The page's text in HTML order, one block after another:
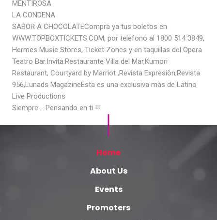
MENTIROSA
LA CONDENA
SABOR A CHOCOLATECompra ya tus boletos en
WWW.TOPBOXTICKETS.COM, por telefono al 1800 514 3849,
Hermes Music Stores, Ticket Zones y en taquillas del Opera
Teatro Bar.Invita:Restaurante Villa del Mar,Kumori
Restaurant, Courtyard by Marriot ,Revista Expresiòn,Revista
956,Lunads MagazineEsta es una exclusiva màs de Latino
Live Productions
Siempre…..Pensando en ti !!!
Home
About Us
Events
Promoters